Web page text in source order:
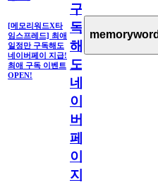
[메모리워드X타
임스프레드] 최애
일정만 구독해도
네이버페이 지급!
최애 구독 이벤트
OPEN!
구
독
해
도
네
이
버
페
이
지
memoryword